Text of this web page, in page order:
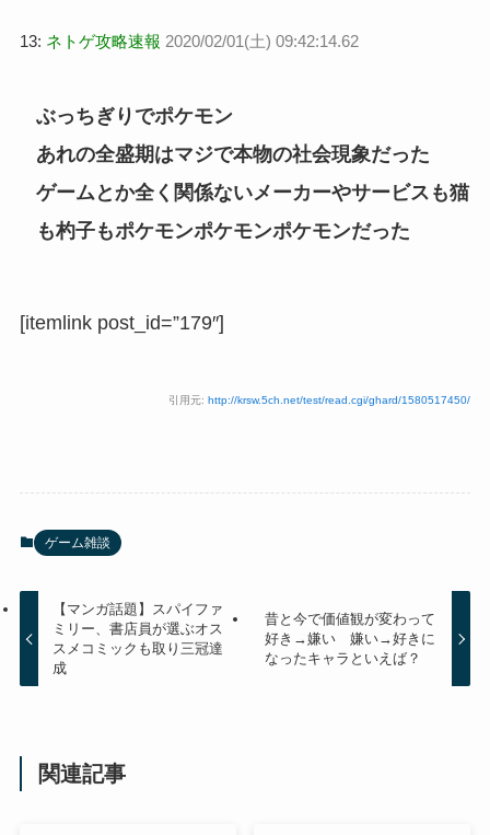
13: ネトゲ攻略速報 2020/02/01(土) 09:42:14.62
ぶっちぎりでポケモン
あれの全盛期はマジで本物の社会現象だった
ゲームとか全く関係ないメーカーやサービスも猫
も杓子もポケモンポケモンポケモンだった
[itemlink post_id=”179″]
引用元:http://krsw.5ch.net/test/read.cgi/ghard/1580517450/
ゲーム雑談
【マンガ話題】スパイファ
ミリー、書店員が選ぶオス
スメコミックも取り三冠達
成
昔と今で価値観が変わって
好き→嫌い 嫌い→好きに
なったキャラといえば？
関連記事